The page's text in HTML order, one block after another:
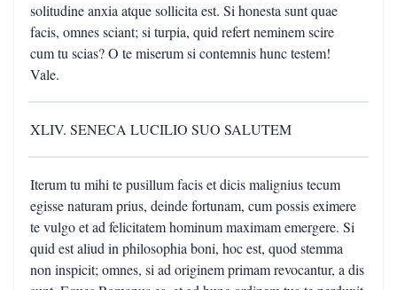
solitudine anxia atque sollicita est. Si honesta sunt quae
facis, omnes sciant; si turpia, quid refert neminem scire
cum tu scias? O te miserum si contemnis hunc testem!
Vale.
XLIV. SENECA LUCILIO SUO SALUTEM
Iterum tu mihi te pusillum facis et dicis malignius tecum
egisse naturam prius, deinde fortunam, cum possis eximere
te vulgo et ad felicitatem hominum maximam emergere. Si
quid est aliud in philosophia boni, hoc est, quod stemma
non inspicit; omnes, si ad originem primam revocantur, a dis